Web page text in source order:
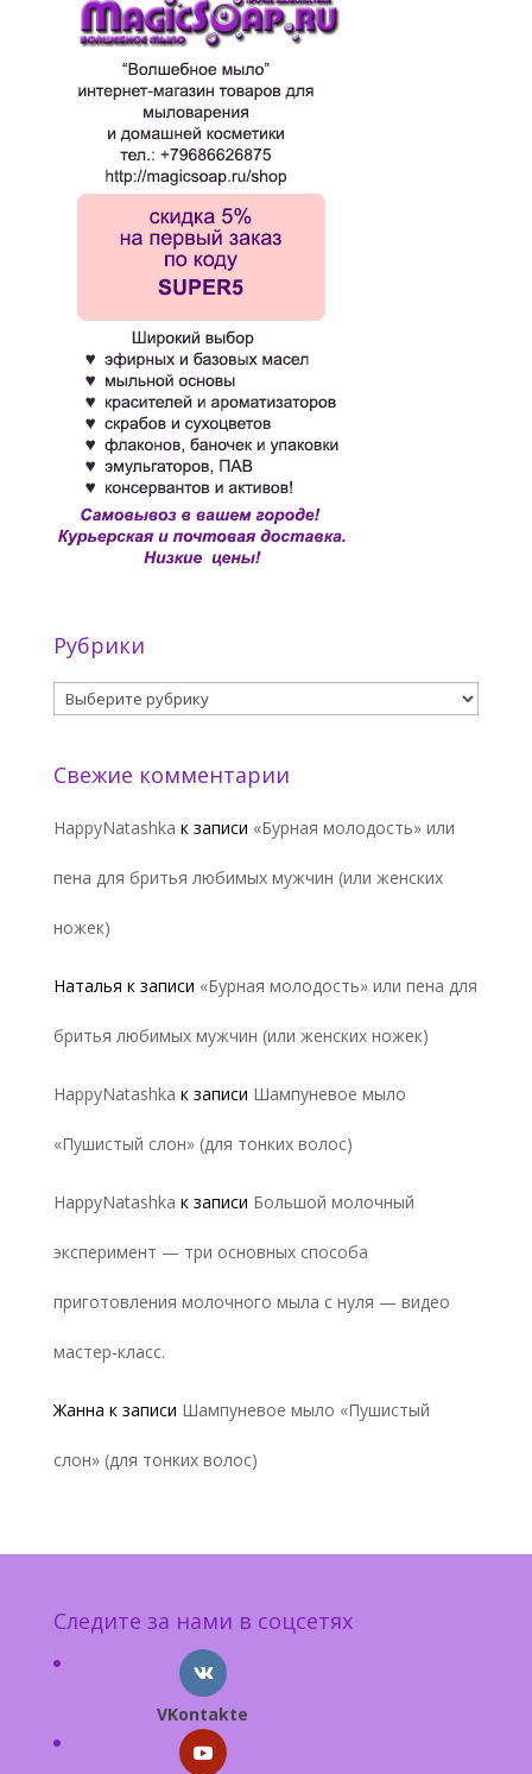
Рубрики
Рубрики
Свежие комментарии
HappyNatashka к записи «Бурная молодость» или
пена для бритья любимых мужчин (или женских
ножек)
Наталья к записи «Бурная молодость» или пена для
бритья любимых мужчин (или женских ножек)
HappyNatashka к записи Шампуневое мыло
«Пушистый слон» (для тонких волос)
HappyNatashka к записи Большой молочный
эксперимент — три основных способа
приготовления молочного мыла с нуля — видео
мастер-класс.
Жанна к записи Шампуневое мыло «Пушистый
слон» (для тонких волос)
Следите за нами в соцсетях
VKontakte